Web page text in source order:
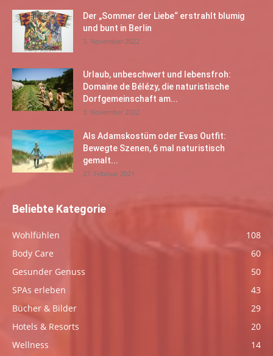
Der „Sommer der Liebe“ erstrahlt blumig
und bunt in Berlin
3. November 2022
Urlaub, unbeschwert und lebensfroh:
Domaine de Bélézy, die naturistische
Dorfgemeinschaft am...
3. November 2022
Als Adamskostüm oder Evas Outfit:
Bewegte Szenen, 6 mal naturistisch
gemalt...
27. Februar 2021
Beliebte Kategorie
Wohlfühlen
108
Body Care
60
Gesunder Genuss
50
SPAs erleben
43
Bücher & Bilder
29
Hotels & Resorts
20
Wellness
14